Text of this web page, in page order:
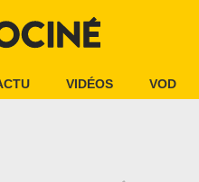
VIDÉOS VOD